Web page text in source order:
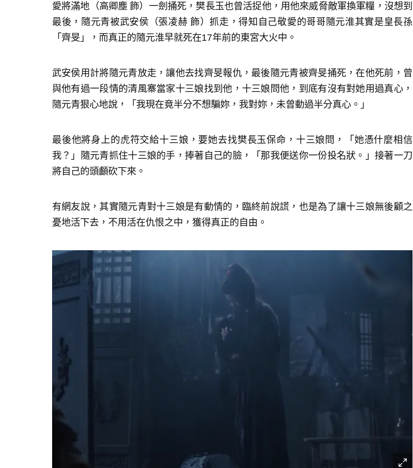
愛將滿地（高卿塵 飾）一劍捅死，樊長玉也曾活捉他，用他來威脅敵軍換軍糧，沒想到
最後，隨元青被武安侯（張凌赫 飾）抓走，得知自己敬愛的哥哥隨元淮其實是皇長孫
「齊旻」，而真正的隨元淮早就死在17年前的東宮大火中。
武安侯用計將隨元青放走，讓他去找齊旻報仇，最後隨元青被齊旻捅死，在他死前，曾
與他有過一段情的清風寨當家十三娘找到他，十三娘問他，到底有沒有對她用過真心，
隨元青狠心地說，「我現在竟半分不想騙妳，我對妳，未曾動過半分真心。」
最後他將身上的虎符交給十三娘，要她去找樊長玉保命，十三娘問，「她憑什麼相信
我？」隨元青抓住十三娘的手，捧著自己的臉，「那我便送你一份投名狀。」接著一刀
將自己的頭顱砍下來。
有網友說，其實隨元青對十三娘是有動情的，臨終前說謊，也是為了讓十三娘無後顧之
憂地活下去，不用活在仇恨之中，獲得真正的自由。